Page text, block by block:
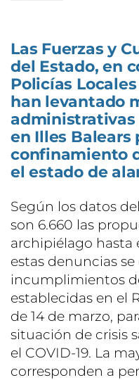
Las Fuerzas y
del Estado, en
Policías
han levantado
administrativas
en Illes Balears
confinamiento
el estado de
Según los datos
son 6.660 las
archipiélago hasta
estas denuncias
incumplimientos
establecidas en el
de 14 de marzo,
situación de crisis
el COVID-19. La
corresponden a